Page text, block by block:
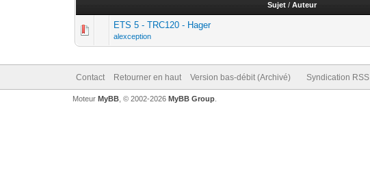
Sujet / Auteur
ETS 5 - TRC120 - Hager
alexception
Contact Retourner en haut Version bas-débit (Archivé) Syndication RSS
Moteur MyBB, © 2002-2026 MyBB Group.